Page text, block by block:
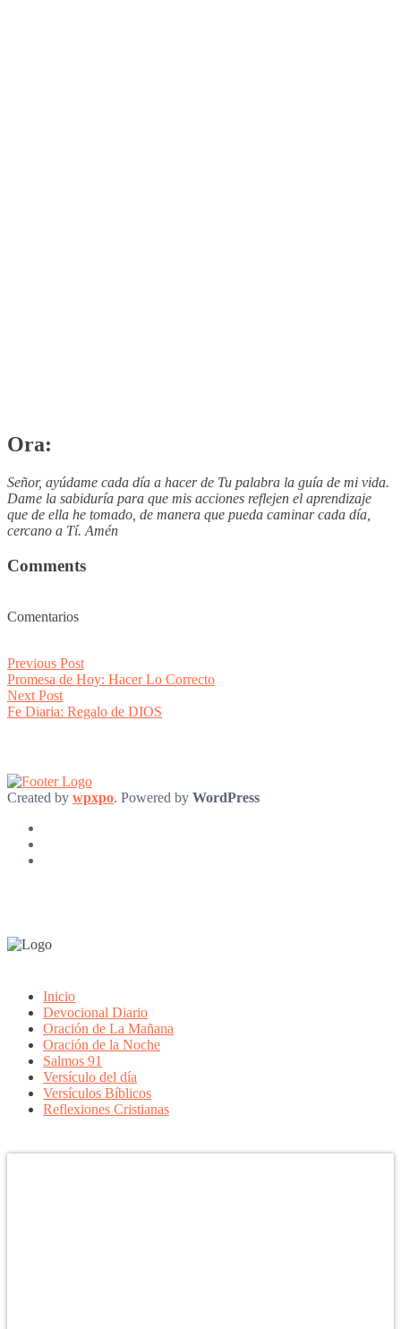
Ora:
Señor, ayúdame cada día a hacer de Tu palabra la guía de mi vida.
Dame la sabiduría para que mis acciones reflejen el aprendizaje
que de ella he tomado, de manera que pueda caminar cada día,
cercano a Tí. Amén
Comments
Comentarios
Post
navigation
Previous PostPrevious
post:
Promesa de Hoy: Hacer Lo Correcto
Next PostNext
post:
Fe Diaria: Regalo de DIOS
Created by wpxpo. Powered by WordPress
Inicio
Devocional Diario
Oración de La Mañana
Oración de la Noche
Salmos 91
Versículo del día
Versículos Bíblicos
Reflexiones Cristianas